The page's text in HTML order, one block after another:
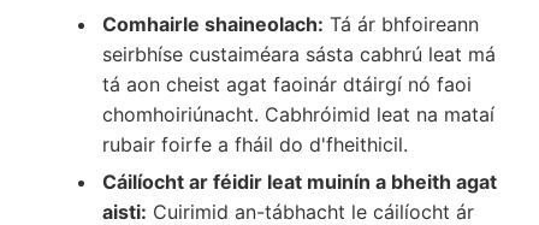
Comhairle shaineolach: Tá ár bhfoireann
seirbhíse custaiméara sásta cabhrú leat má
tá aon cheist agat faoinár dtáirgí nó faoi
chomhoiriúnacht. Cabhróimid leat na mataí
rubair foirfe a fháil do d'fheithicil.
Cáilíocht ar féidir leat muinín a bheith agat
aisti: Cuirimid an-tábhacht le cáilíocht ár